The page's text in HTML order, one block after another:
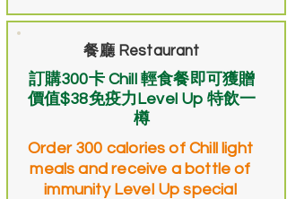
餐廳 Restaurant
訂購300卡 Chill 輕食餐即可獲贈
價值$38免疫力Level Up 特飲一
樽
Order 300 calories of Chill light
meals and receive a bottle of
immunity Level Up special